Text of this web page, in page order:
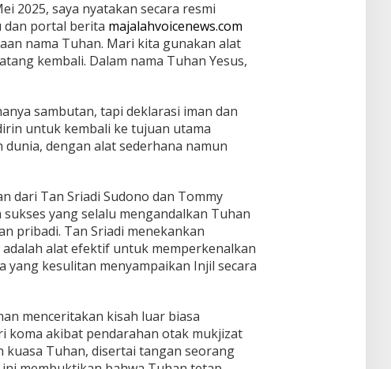
2025, saya nyatakan secara resmi
dan portal berita majalahvoicenews.com
nama Tuhan. Mari kita gunakan alat
kembali. Dalam nama Tuhan Yesus,
sambutan, tapi deklarasi iman dan
untuk kembali ke tujuan utama
dengan alat sederhana namun
dari Tan Sriadi Sudono dan Tommy
yang selalu mengandalkan Tuhan
pribadi. Tan Sriadi menekankan
adalah alat efektif untuk memperkenalkan
yang kesulitan menyampaikan Injil secara
menceritakan kisah luar biasa
koma akibat pendarahan otak mukjizat
kuasa Tuhan, disertai tangan seorang